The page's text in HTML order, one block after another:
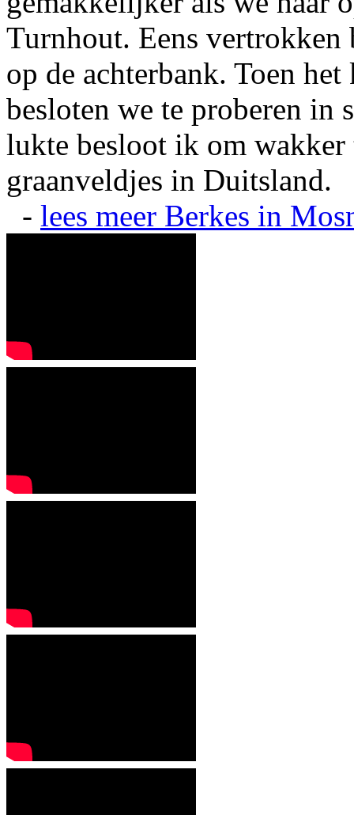
Turnhout. Eens vertrokken
op de achterbank. Toen
besloten we te proberen in
lukte besloot ik om
graanveldjes in Duitsland.
- lees meer Berkes in